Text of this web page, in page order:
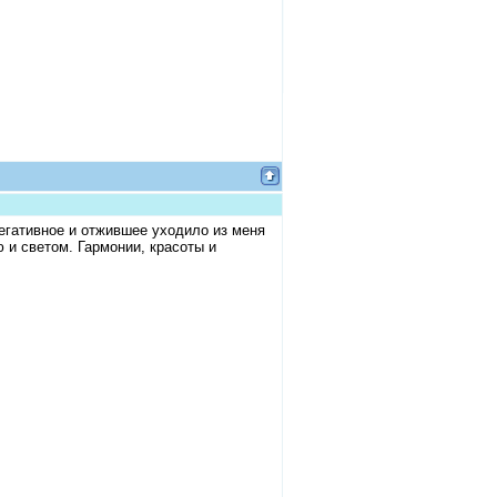
и отжившее уходило из меня
и светом. Гармонии, красоты и